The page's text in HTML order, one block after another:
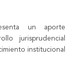
un aporte
jurisprudencial
institucional